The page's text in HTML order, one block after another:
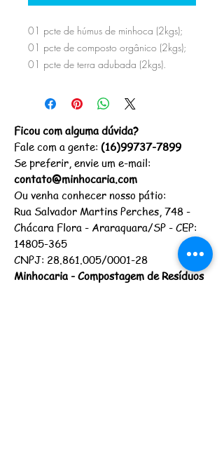
01 pcte de húmus de minhoca (2kgs);
01 pcte de composto orgânico (2kgs);
01 pcte de terra adubada (2kgs).
Ficou com alguma dúvida?
Fale com a gente: (16)99737-7899
Se preferir, envie um e-mail:
contato@minhocaria.com
Ou venha conhecer nosso pátio:
Rua Salvador Martins Perches, 748 -
Chácara Flora - Araraquara/SP - CEP:
14805-365
CNPJ: 28.861.005/0001-28
Minhocaria - Compostagem de Resíduos